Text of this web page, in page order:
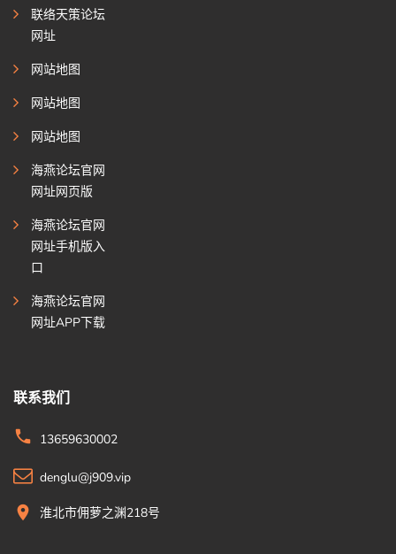
联络天策论坛
网址
网站地图
网站地图
网站地图
海燕论坛官网
网址网页版
海燕论坛官网
网址手机版入
口
海燕论坛官网
网址APP下载
联系我们
13659630002
denglu@j909.vip
淮北市佣萝之渊218号